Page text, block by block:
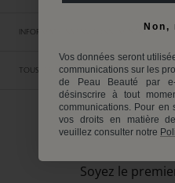
INFORMATIONS ENVIRONNEMENTALES
TOUS LES INGRÉDIENTS
Avis
Soyez le
Non,
Vos données seront
communications sur les
de Peau Beauté par
désinscrire à tout
communications. Pour en
vos droits en matière
veuillez consulter notre